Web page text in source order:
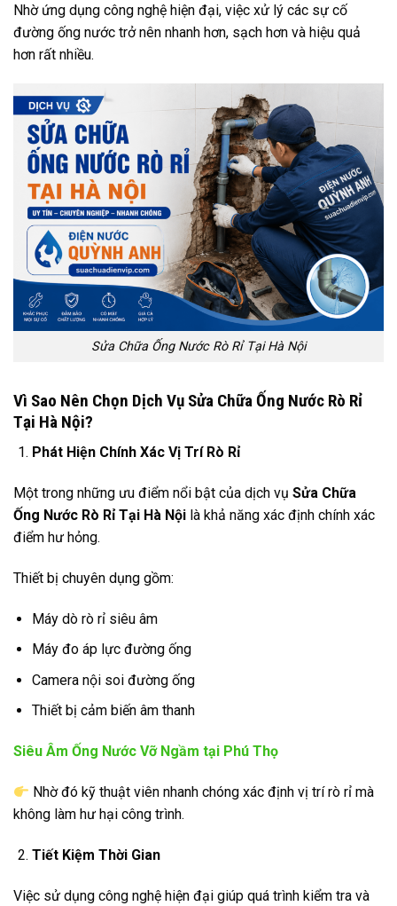
Nhờ ứng dụng công nghệ hiện đại, việc xử lý các sự cố
đường ống nước trở nên nhanh hơn, sạch hơn và hiệu quả
hơn rất nhiều.
Sửa Chữa Ống Nước Rò Rỉ Tại Hà Nội
Vì Sao Nên Chọn Dịch Vụ Sửa Chữa Ống Nước Rò Rỉ
Tại Hà Nội?
Phát Hiện Chính Xác Vị Trí Rò Rỉ
Một trong những ưu điểm nổi bật của dịch vụ Sửa Chữa
Ống Nước Rò Rỉ Tại Hà Nội là khả năng xác định chính xác
điểm hư hỏng.
Thiết bị chuyên dụng gồm:
Máy dò rò rỉ siêu âm
Máy đo áp lực đường ống
Camera nội soi đường ống
Thiết bị cảm biến âm thanh
Siêu Âm Ống Nước Vỡ Ngầm tại Phú Thọ
Nhờ đó kỹ thuật viên nhanh chóng xác định vị trí rò rỉ mà
không làm hư hại công trình.
Tiết Kiệm Thời Gian
Việc sử dụng công nghệ hiện đại giúp quá trình kiểm tra và